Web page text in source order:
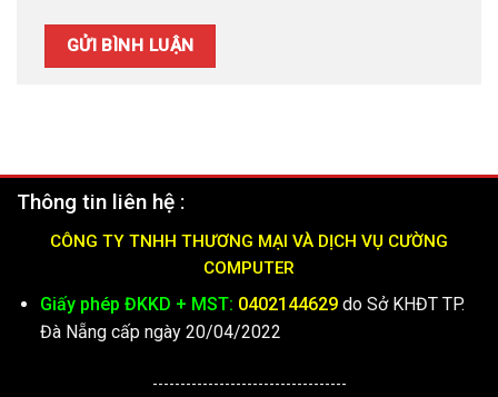
Thông tin liên hệ :
CÔNG TY TNHH THƯƠNG MẠI VÀ DỊCH VỤ CƯỜNG
COMPUTER
Giấy phép ĐKKD + MST: 0402144629do Sở KHĐT TP.
Đà Nẵng cấp ngày 20/04/2022
-----------------------------------